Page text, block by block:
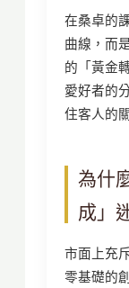
在桑卓的
曲線，而
的「黃金
愛好者的
住客人的
為什
成」
市面上充
零基礎的